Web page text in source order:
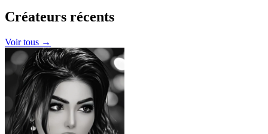
Créateurs récents
Voir tous →